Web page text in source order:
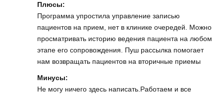
Плюсы:
Программа упростила управление записью
пациентов на прием, нет в клинике очередей. Можно
просматривать историю ведения пациента на любом
этапе его сопровождения. Пуш рассылка помогает
нам возвращать пациентов на вторичные приемы
Минусы:
Не могу ничего здесь написать.Работаем и все